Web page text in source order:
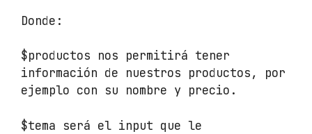
Donde:
$productos nos permitirá tener
información de nuestros productos, por
ejemplo con su nombre y precio.
$tema será el input que le